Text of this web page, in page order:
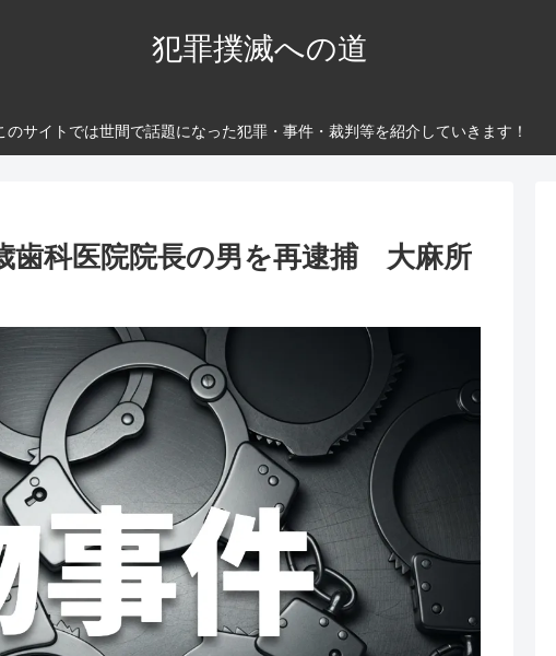
犯罪撲滅への道
のサイトでは世間で話題になった犯罪・事件・裁判等を紹介していきます！
科医院院長の男を再逮捕 大麻所